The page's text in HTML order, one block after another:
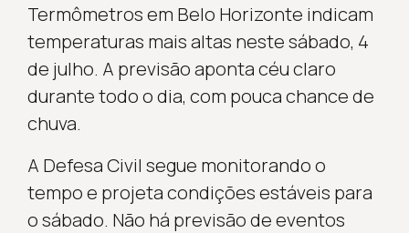
Termômetros em Belo Horizonte indicam
temperaturas mais altas neste sábado, 4
de julho. A previsão aponta céu claro
durante todo o dia, com pouca chance de
chuva.
A Defesa Civil segue monitorando o
tempo e projeta condições estáveis para
o sábado. Não há previsão de eventos